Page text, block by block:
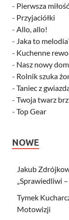
- Pierwsza miłość
- Przyjaciółki
- Allo, allo!
- Jaka to
- Kuchenne
- Nasz nowy dom
- Rolnik szuka
- Taniec z
- Twoja twarz
- Top Gear
NOWE
Jakub
„Sprawiedliwi
Tymek
Motowizji